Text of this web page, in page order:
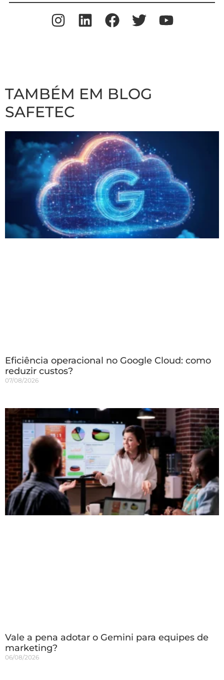
TAMBÉM EM BLOG
SAFETEC
Eficiência operacional no Google Cloud: como
reduzir custos?
07/08/2026
Vale a pena adotar o Gemini para equipes de
marketing?
06/08/2026